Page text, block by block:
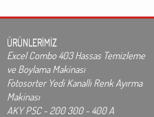
ÜRÜNLERİMİZ
Excel Combo 403 Hassas Temizleme
ve Boylama Makinası
Fotosorter Yedi Kanallı Renk Ayırma
Makinası
AKY PSC - 200 300 - 400 A